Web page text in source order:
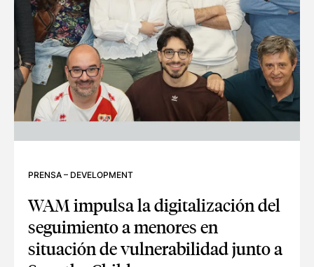
PRENSA – DEVELOPMENT
WAM impulsa la digitalización del
seguimiento a menores en
situación de vulnerabilidad junto a